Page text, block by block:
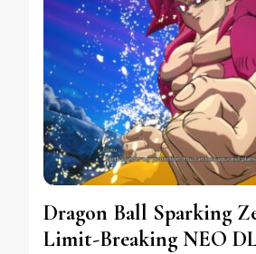
Dragon Ball Sparking
Limit-Breaking NEO